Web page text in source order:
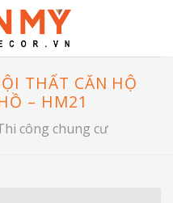
THẤT CĂN HỘ
– HM21
công chung cư